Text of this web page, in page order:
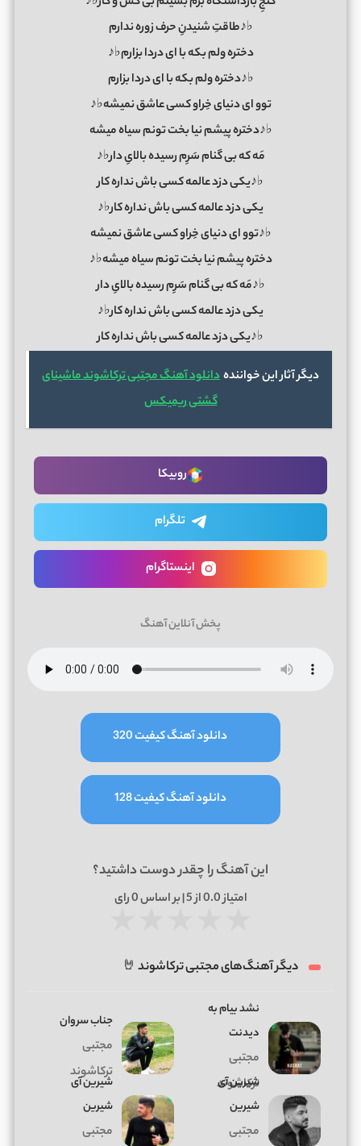
♭♪طاقتِ شنیدنِ حرف زوره ندارم
دختره ولم بکه با ای دردا بزارم♭♪
♭♪دختره ولم بکه با ای دردا بزارم
توو ای دنیای خِراو کسی عاشق نمیشه♭♪
♭♪دختره پیشم نیا بخت تونم سیاه میشه
مَه که بی گنام سَرِم رسیده بالایِ دار♭♪
♭♪یکی دزد عالمه کسی باش نداره کار
یکی دزد عالمه کسی باش نداره کار♭♪
♭♪توو ای دنیای خِراو کسی عاشق نمیشه
دختره پیشم نیا بخت تونم سیاه میشه♭♪
♭♪مَه که بی گنام سَرِم رسیده بالایِ دار
یکی دزد عالمه کسی باش نداره کار♭♪
♭♪یکی دزد عالمه کسی باش نداره کار
دیگر آثار این خوانندهدانلود آهنگ مجتبی ترکاشوند ماشینای
گشتی ریمیکس
روبیکا
تلگرام
اینستاگرام
پخش آنلاین آهنگ
دانلود آهنگ کیفیت 320
دانلود آهنگ کیفیت 128
این آهنگ را چقدر دوست داشتید؟
امتیاز0.0از 5 | بر اساس 0رای
دیگر آهنگ‌های مجتبی ترکاشوند 🤘
نشد بیام به
دیدنت
مجتبی
ترکاشوند
جناب سروان
مجتبی
ترکاشوند
شیرین آی
شیرین
مجتبی
شیرین آی
شیرین
مجتبی